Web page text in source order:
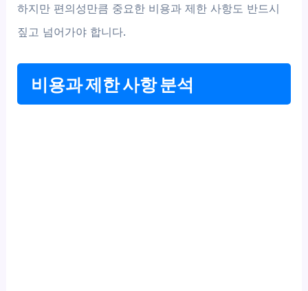
하지만 편의성만큼 중요한 비용과 제한 사항도 반드시
짚고 넘어가야 합니다.
비용과 제한 사항 분석